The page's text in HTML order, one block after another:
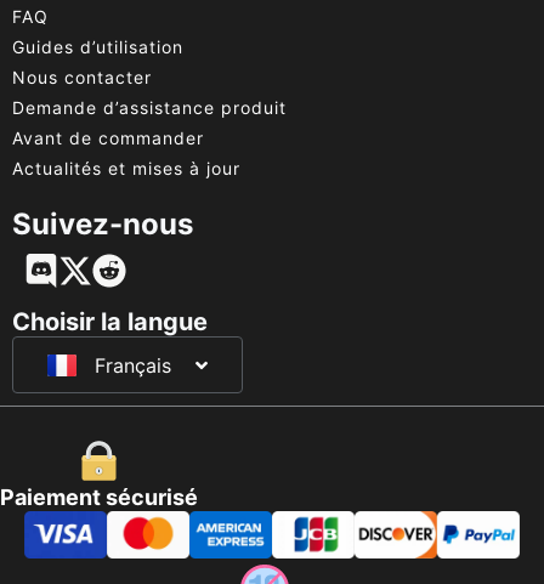
FAQ
Guides d’utilisation
Nous contacter
Demande d’assistance produit
Avant de commander
Actualités et mises à jour
Suivez-nous
Choisir la langue
Français
English
Deutsch
日本語
Paiement sécurisé